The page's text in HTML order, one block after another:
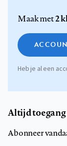
Maak met2
Heb je al een
Altijd
Abonneer